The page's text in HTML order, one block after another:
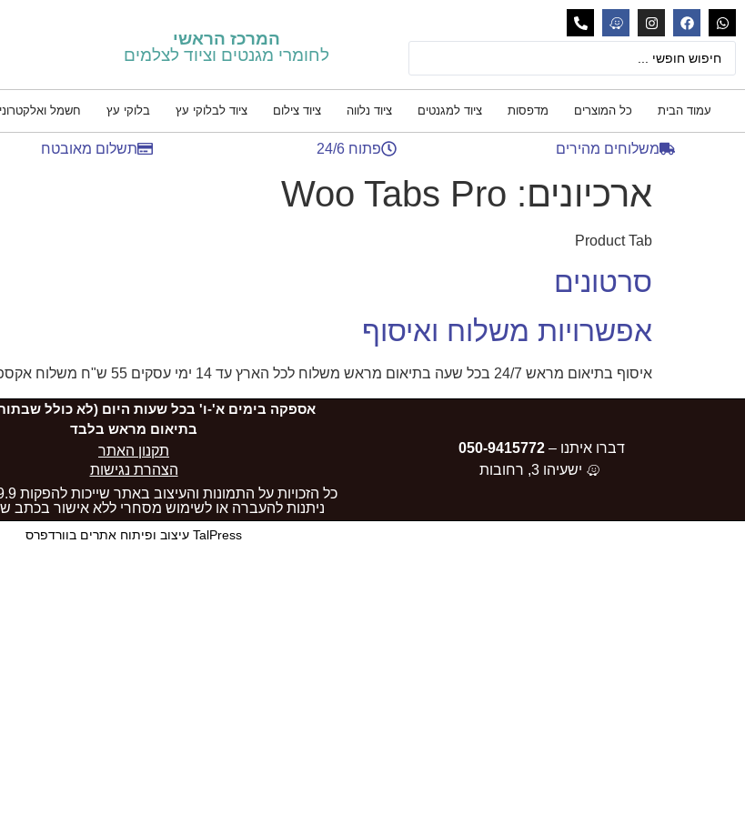
המרכז הראשי
לחומרי מגנטים וציוד לצלמים
עמוד הבית כל המוצרים מדפסות ציוד למגנטים ציוד נלווה ציוד צילום ציוד לבלוקי עץ בלוקי עץ חשמל
משלוחים מהירים פתוח 24/6 תשלום מאובטח
ארכיונים: Woo Tabs Pro
Product Tab
סרטונים
אפשרויות משלוח ואיסוף
איסוף בתיאום מראש 24/7 בכל שעה בתיאום מראש משלוח לכל הארץ עד 14 ימי עסקים 55 ש"ח משלוח אקספרס עד 5 שעות לכל הארץ – 300 ש"ח
דברו איתנו –050-9415772
ישעיהו 3, רחובות
אספקה בימים א'-ו' בכל שעות היום (לא כולל
בתיאום מראש בלבד
תקנון האתר
הצהרת נגישות
ניתנות להעברה או לשימוש מסחרי ללא אישור בכתב
TalPress עיצוב ופיתוח אתרים בוורדפרס